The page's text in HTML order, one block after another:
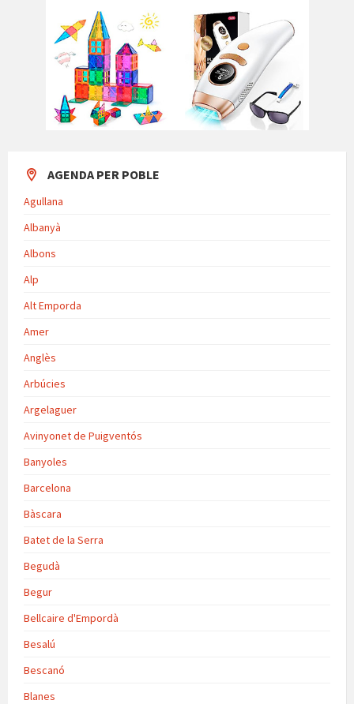
AGENDA PER POBLE
Agullana
Albanyà
Albons
Alp
Alt Emporda
Amer
Anglès
Arbúcies
Argelaguer
Avinyonet de Puigventós
Banyoles
Barcelona
Bàscara
Batet de la Serra
Begudà
Begur
Bellcaire d'Empordà
Besalú
Bescanó
Blanes